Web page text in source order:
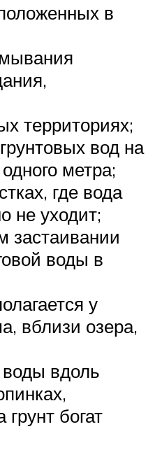
в
территориях;
вод на
метра;
где вода
не уходит;
застаивании
воды в
у
вблизи озера,
вдоль
грунт богат